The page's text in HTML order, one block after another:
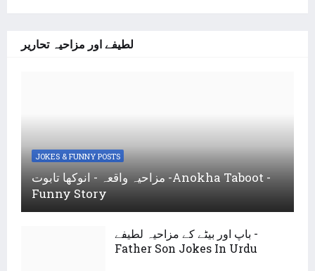
لطیفے اور مزاحیہ تحاریر
JOKES & FUNNY POSTS
مزاحیہ واقعہ - انوکھا تابوت -Anokha Taboot -
Funny Story
باپ اور بیٹے کے مزاحیہ لطیفے -
Father Son Jokes In Urdu